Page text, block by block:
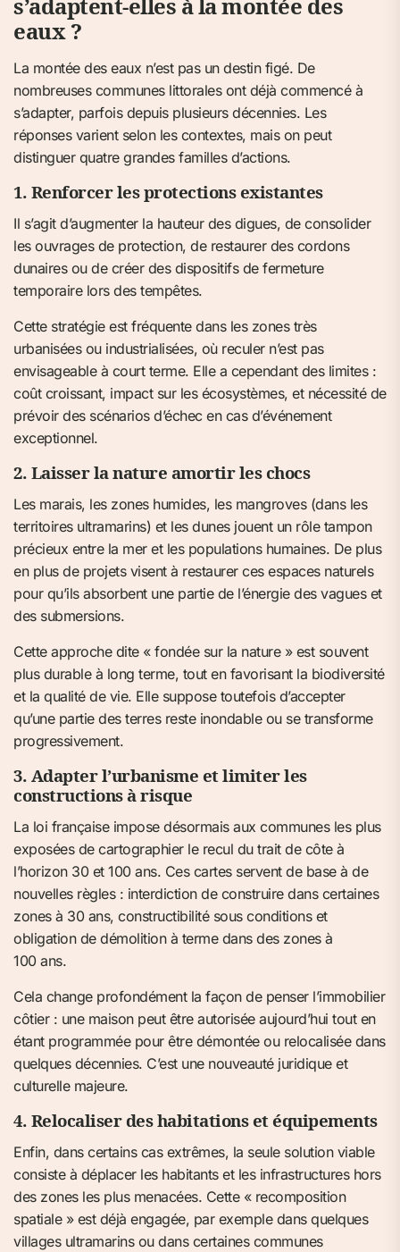
s’adaptent‑elles à la montée des
eaux ?
La montée des eaux n’est pas un destin figé. De
nombreuses communes littorales ont déjà commencé à
s’adapter, parfois depuis plusieurs décennies. Les
réponses varient selon les contextes, mais on peut
distinguer quatre grandes familles d’actions.
1. Renforcer les protections existantes
Il s’agit d’augmenter la hauteur des digues, de consolider
les ouvrages de protection, de restaurer des cordons
dunaires ou de créer des dispositifs de fermeture
temporaire lors des tempêtes.
Cette stratégie est fréquente dans les zones très
urbanisées ou industrialisées, où reculer n’est pas
envisageable à court terme. Elle a cependant des limites :
coût croissant, impact sur les écosystèmes, et nécessité de
prévoir des scénarios d’échec en cas d’événement
exceptionnel.
2. Laisser la nature amortir les chocs
Les marais, les zones humides, les mangroves (dans les
territoires ultramarins) et les dunes jouent un rôle tampon
précieux entre la mer et les populations humaines. De plus
en plus de projets visent à restaurer ces espaces naturels
pour qu’ils absorbent une partie de l’énergie des vagues et
des submersions.
Cette approche dite « fondée sur la nature » est souvent
plus durable à long terme, tout en favorisant la biodiversité
et la qualité de vie. Elle suppose toutefois d’accepter
qu’une partie des terres reste inondable ou se transforme
progressivement.
3. Adapter l’urbanisme et limiter les
constructions à risque
La loi française impose désormais aux communes les plus
exposées de cartographier le recul du trait de côte à
l’horizon 30 et 100 ans. Ces cartes servent de base à de
nouvelles règles : interdiction de construire dans certaines
zones à 30 ans, constructibilité sous conditions et
obligation de démolition à terme dans des zones à
100 ans.
Cela change profondément la façon de penser l’immobilier
côtier : une maison peut être autorisée aujourd’hui tout en
étant programmée pour être démontée ou relocalisée dans
quelques décennies. C’est une nouveauté juridique et
culturelle majeure.
4. Relocaliser des habitations et équipements
Enfin, dans certains cas extrêmes, la seule solution viable
consiste à déplacer les habitants et les infrastructures hors
des zones les plus menacées. Cette « recomposition
spatiale » est déjà engagée, par exemple dans quelques
villages ultramarins ou dans certaines communes